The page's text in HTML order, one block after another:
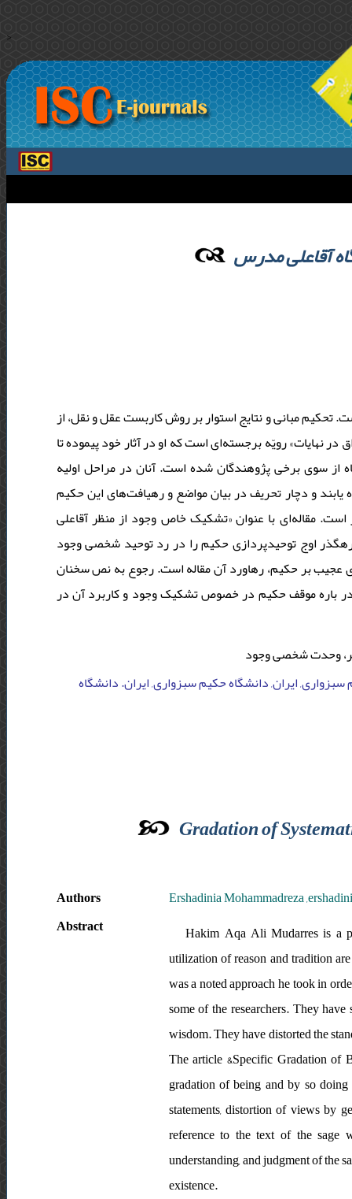
>
آقاعلی مدرس
تحکیم مبانی و نتایج استوار بر روش کاربست عقل و نقل، از
نهایات» رویّه برجسته‌ای است که او در آثار خود پیموده تا
از سوی برخی پژوهندگان شده است. آنان در مراحل اولیه
یابند و دچار تحریف در بیان مواضع و رهیافت‌های این حکیم
مقاله‌ای با عنوان «تشکیک خاص وجود از منظر آقاعلی
اوج توحیدپردازی حکیم را در رد توحید شخصی وجود
عجیب بر حکیم، رهاورد آن مقاله است. رجوع به نص سخنان
باره موقف حکیم در خصوص تشکیک وجود و کاربرد آن در
وحدت شخصی وجود
ایران, دانشگاه حکیم سبزواری, ایران. دانشگاه
Gradation of
Authors
Ershadinia Mohammadreza
Abstract
Hakim Aqa Ali Mudarres is a
utilization of reason and tradition
was a noted approach he took in
some of the researchers. They
wisdom. They have distorted the
The article &Specific Gradation of
gradation of being and by so
statements, distortion of views by
reference to the text of the sage
understanding, and judgment of the
existence.